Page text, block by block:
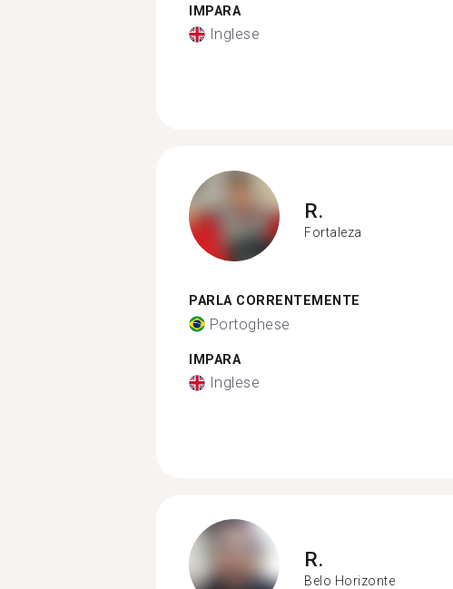
IMPARA
Inglese
R.
Fortaleza
PARLA CORRENTEMENTE
Portoghese
IMPARA
Inglese
R.
Belo Horizonte